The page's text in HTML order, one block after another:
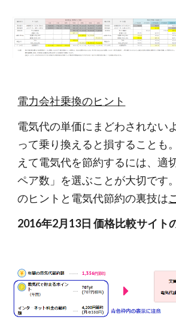
電力会社乗換のヒント
電気代の単価にまどわされない
って乗り換えると損することも
えて電気代を節約するには、適
ペア数」を選ぶことが大切です
のヒントと電気代節約の裏技は
2016年2月13日 価格比較サイト